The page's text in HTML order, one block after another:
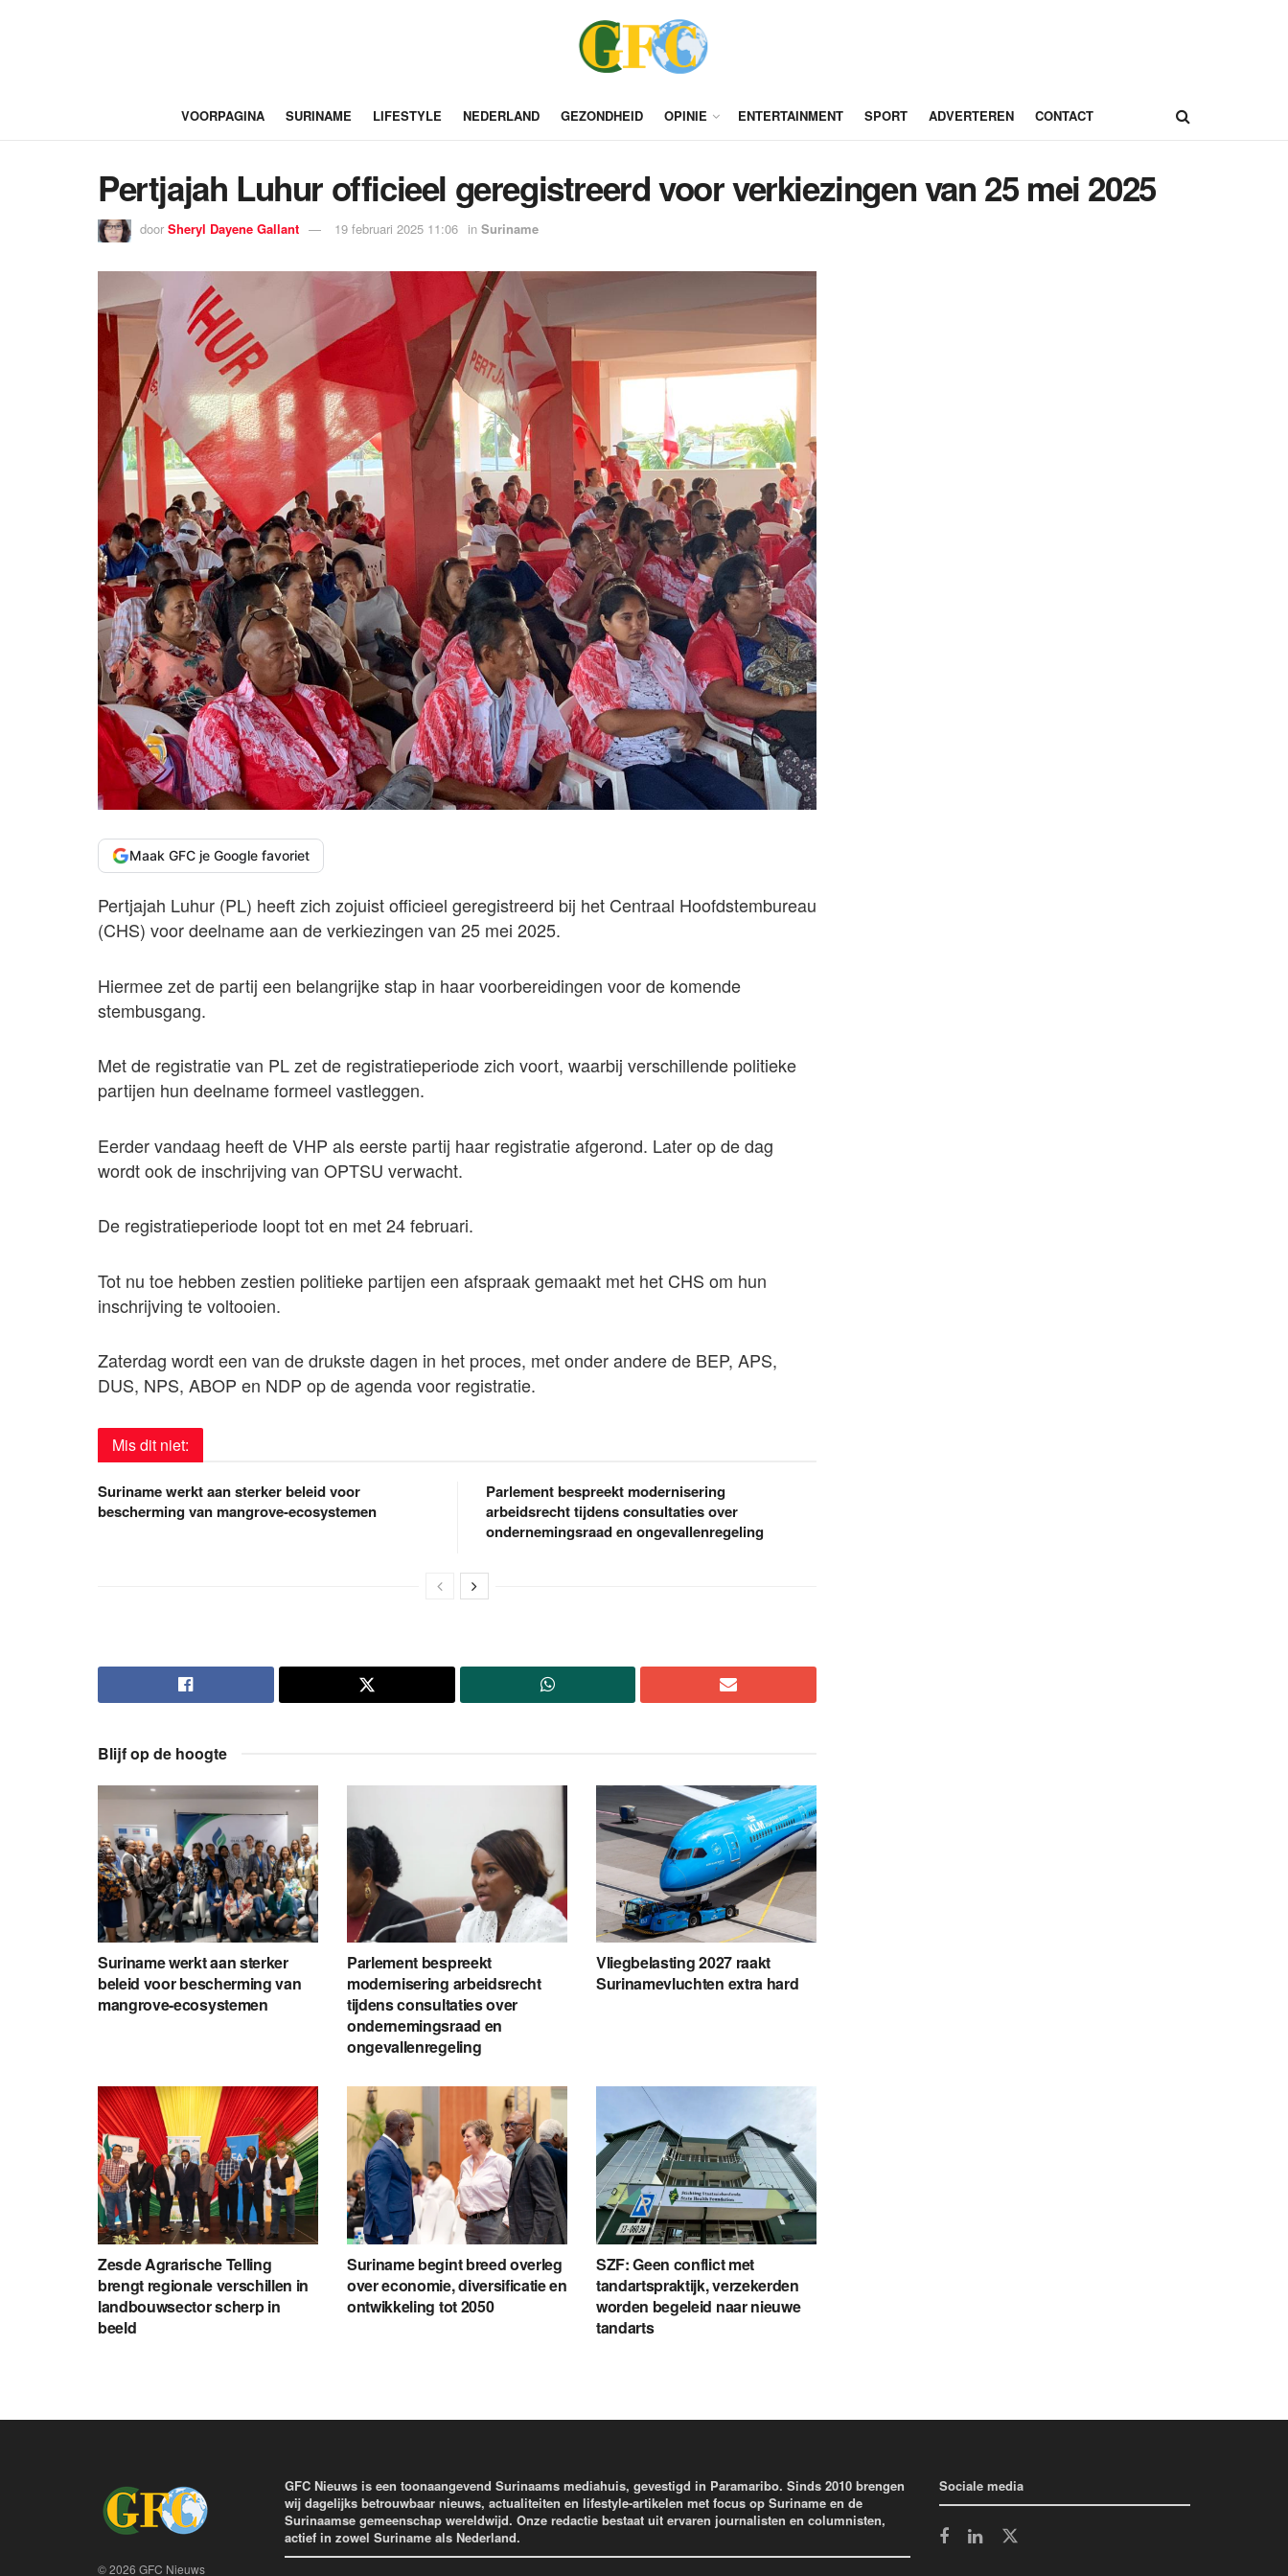
VOORPAGINA SURINAME LIFESTYLE NEDERLAND GEZONDHEID OPINIE ENTERTAINMENT SPORT ADVERTEREN CONTACT
Pertjajah Luhur officieel geregistreerd voor verkiezingen van 25 mei 2025
door Sheryl Dayene Gallant 19 februari 2025 11:06 in Suriname
Maak GFC je Google favoriet
Pertjajah Luhur (PL) heeft zich zojuist officieel geregistreerd bij het Centraal Hoofdstembureau
(CHS) voor deelname aan de verkiezingen van 25 mei 2025.
Hiermee zet de partij een belangrijke stap in haar voorbereidingen voor de komende
stembusgang.
Met de registratie van PL zet de registratieperiode zich voort, waarbij verschillende politieke
partijen hun deelname formeel vastleggen.
Eerder vandaag heeft de VHP als eerste partij haar registratie afgerond. Later op de dag
wordt ook de inschrijving van OPTSU verwacht.
De registratieperiode loopt tot en met 24 februari.
Tot nu toe hebben zestien politieke partijen een afspraak gemaakt met het CHS om hun
inschrijving te voltooien.
Zaterdag wordt een van de drukste dagen in het proces, met onder andere de BEP, APS,
DUS, NPS, ABOP en NDP op de agenda voor registratie.
Mis dit niet:
Suriname werkt aan sterker beleid voor
bescherming van mangrove-ecosystemen
Parlement bespreekt modernisering
arbeidsrecht tijdens consultaties over
ondernemingsraad en ongevallenregeling
Blijf op de hoogte
Suriname werkt aan sterker
beleid voor bescherming van
mangrove-ecosystemen
Parlement bespreekt
modernisering arbeidsrecht
tijdens consultaties over
ondernemingsraad en
ongevallenregeling
Vliegbelasting 2027 raakt
Surinamevluchten extra hard
Zesde Agrarische Telling
brengt regionale verschillen in
landbouwsector scherp in
beeld
Suriname begint breed overleg
over economie, diversificatie en
ontwikkeling tot 2050
SZF: Geen conflict met
tandartspraktijk, verzekerden
worden begeleid naar nieuwe
tandarts
© 2026 GFC Nieuws
GFC Nieuws is een toonaangevend Surinaams mediahuis, gevestigd in Paramaribo. Sinds 2010 brengen
wij dagelijks betrouwbaar nieuws, actualiteiten en lifestyle-artikelen met focus op Suriname en de
Surinaamse gemeenschap wereldwijd. Onze redactie bestaat uit ervaren journalisten en columnisten,
actief in zowel Suriname als Nederland.
Sociale media